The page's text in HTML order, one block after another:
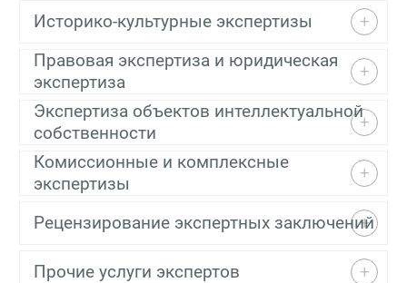
Историко-культурные экспертизы
Правовая экспертиза и юридическая
экспертиза
Экспертиза объектов интеллектуальной
собственности
Комиссионные и комплексные
экспертизы
Рецензирование экспертных заключений
Прочие услуги экспертов